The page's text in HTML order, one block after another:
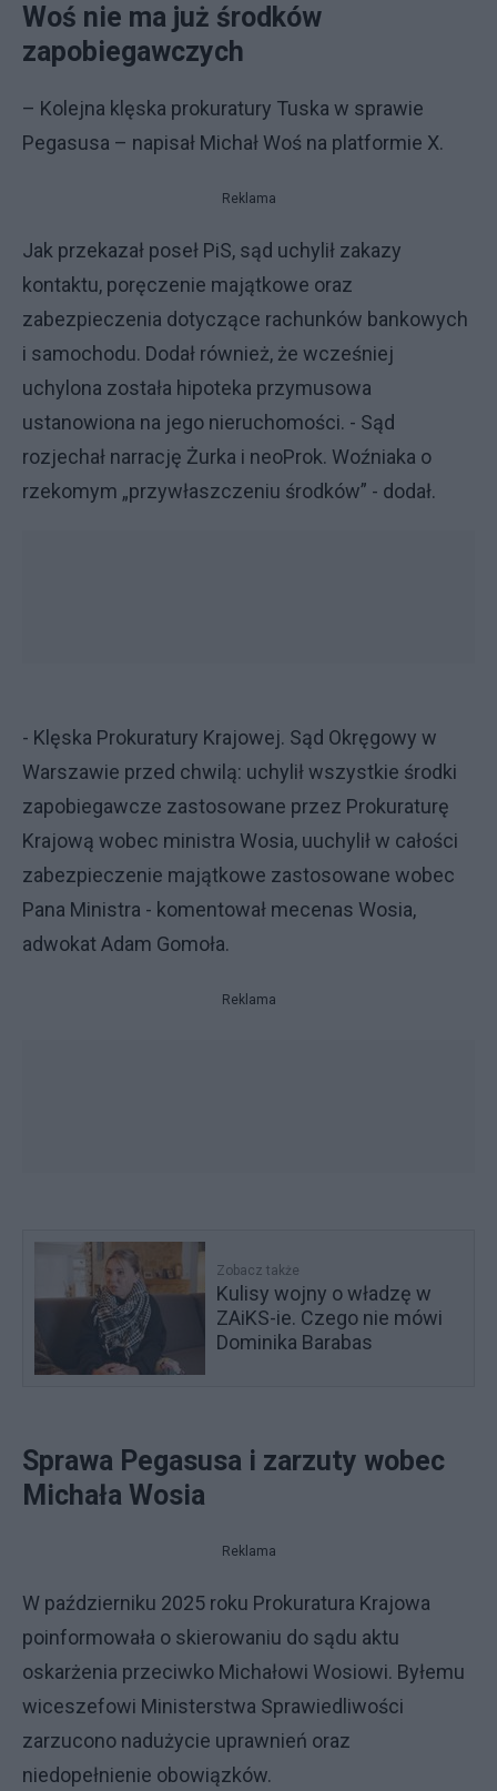
Woś nie ma już środków
zapobiegawczych
– Kolejna klęska prokuratury Tuska w sprawie
Pegasusa – napisał Michał Woś na platformie X.
Reklama
Jak przekazał poseł PiS, sąd uchylił zakazy
kontaktu, poręczenie majątkowe oraz
zabezpieczenia dotyczące rachunków bankowych
i samochodu. Dodał również, że wcześniej
uchylona została hipoteka przymusowa
ustanowiona na jego nieruchomości. - Sąd
rozjechał narrację Żurka i neoProk. Woźniaka o
rzekomym „przywłaszczeniu środków” - dodał.
- Klęska Prokuratury Krajowej. Sąd Okręgowy w
Warszawie przed chwilą: uchylił wszystkie środki
zapobiegawcze zastosowane przez Prokuraturę
Krajową wobec ministra Wosia, uuchylił w całości
zabezpieczenie majątkowe zastosowane wobec
Pana Ministra - komentował mecenas Wosia,
adwokat Adam Gomoła.
Reklama
Zobacz także
Kulisy wojny o władzę w
ZAiKS-ie. Czego nie mówi
Dominika Barabas
Sprawa Pegasusa i zarzuty wobec
Michała Wosia
Reklama
W październiku 2025 roku Prokuratura Krajowa
poinformowała o skierowaniu do sądu aktu
oskarżenia przeciwko Michałowi Wosiowi. Byłemu
wiceszefowi Ministerstwa Sprawiedliwości
zarzucono nadużycie uprawnień oraz
niedopełnienie obowiązków.